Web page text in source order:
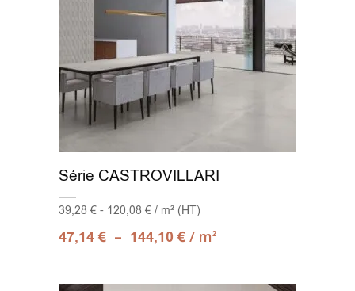
Série CASTROVILLARI
39,28 € - 120,08 € / m² (HT)
47,14€ – 144,10€ / m2